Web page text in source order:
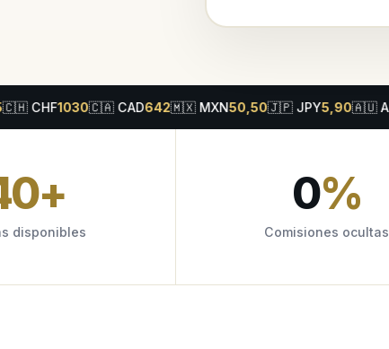
1030🇨🇦 CAD642🇲🇽 MXN50,50🇯🇵 JPY5,90🇦🇺 AUD611
+
disponibles
0%
Comisiones ocultas